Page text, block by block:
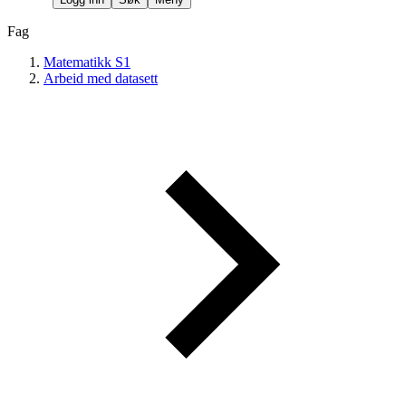
Fag
Matematikk S1
Arbeid med datasett